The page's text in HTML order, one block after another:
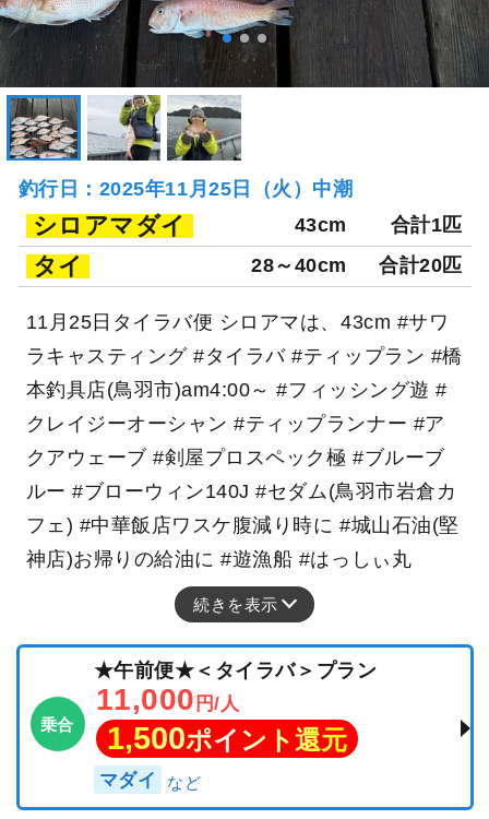
釣行日：2025年11月25日（火）中潮
シロアマダイ 43cm 合計1匹
タイ 28～40cm 合計20匹
11月25日タイラバ便 シロアマは、43cm #サワ
ラキャスティング #タイラバ #ティップラン #橋
本釣具店(鳥羽市)am4:00～ #フィッシング遊 #
クレイジーオーシャン #ティップランナー #ア
クアウェーブ #剣屋プロスペック極 #ブルーブ
ルー #ブローウィン140J #セダム(鳥羽市岩倉カ
フェ) #中華飯店ワスケ腹減り時に #城山石油(堅
神店)お帰りの給油に #遊漁船 #はっしぃ丸
続きを表示
乗合
★午前便★＜タイラバ＞プラン
11,000 円/人
1,500ポイント還元
マダイ